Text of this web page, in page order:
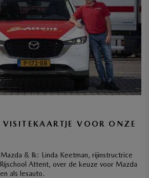
VISITEKAARTJE VOOR ONZE
& Ik: Linda Keetman, rijinstructrice
Attent, over de keuze voor Mazda
als lesauto.